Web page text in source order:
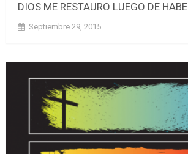
DIOS ME RESTAURO LUEGO DE
Septiembre 29, 2015